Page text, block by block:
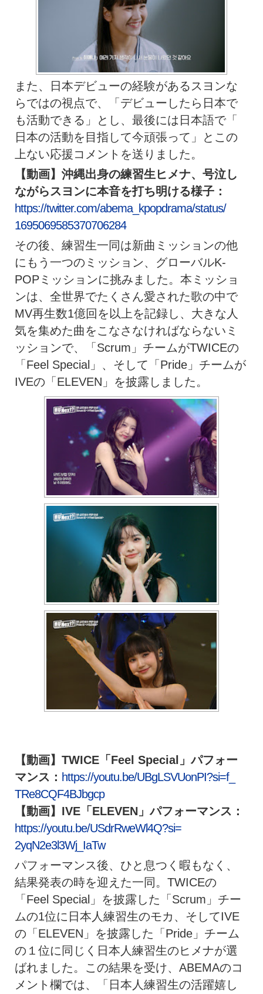
また、日本デビューの経験があるスヨンな
らではの視点で、「 デビューしたら日本で
も活動できる」とし、最後には日本語で「
日本の活動を目指して今頑張って」
とこの
上ない応援コメントを送りました。
【動画】沖縄出身の練習生ヒメナ、 号泣し
ながらスヨンに本音を打ち明ける様子：
https://twitter.com/abema_ kpopdrama/status/
1695069585370706284
その後、 練習生一同は新曲ミッションの他
にもう一つのミッション、 グローバルK-
POPミッションに挑みました。本ミッショ
ンは、 全世界でたくさん愛された歌の中で
MV再生数1億回を以上を記録し、 大きな人
気を集めた曲をこなさなければならないミ
ッションで、「 Scrum」チームがTWICEの
「Feel Special」、そして「Pride」チームが
IVEの「 ELEVEN」を披露しました。
【動画】TWICE「Feel Special」パフォー
マンス： https://youtu.be/UBgLSVUonPI?si=f_
TRe8CQF4BJbgcp
【動画】IVE「ELEVEN」パフォーマンス：
https://youtu.be/USdrRweWl4Q?si=
2yqN2e3l3Wj_IaTw
パフォーマンス後、ひと息つく暇もなく、
結果発表の時を迎えた一同。TWICEの
「Feel Special」を披露した「Scrum」 チー
ムの1位に日本人練習生のモカ、そしてIVE
の「 ELEVEN」を披露した「Pride」 チーム
の１位に同じく日本人練習生のヒメナが選
ばれました。 この結果を受け、ABEMAのコ
メント欄では、「 日本人練習生の活躍嬉し